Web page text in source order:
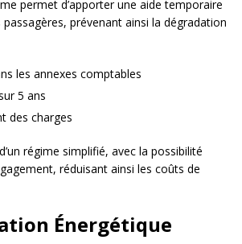
permet d’apporter une aide temporaire
prévenant ainsi la dégradation
les annexes comptables
5 ans
des charges
régime simplifié, avec la possibilité
réduisant ainsi les coûts de
Énergétique